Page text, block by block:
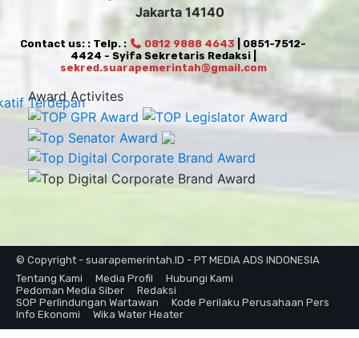
Jakarta 14140
Contact us: : Telp. : 0812 9888 4643 | 0851-7512-
4424 - Syifa Sekretaris Redaksi |
sekred.suarapemerintah@gmail.com
Award Activites
© Copyright - suarapemerintah.ID - PT MEDIA ADS INDONESIA
Tentang Kami
Media Profil
Hubungi Kami
Pedoman Media Siber
Redaksi
SOP Perlindungan Wartawan
Kode Perilaku Perusahaan Pers
Info Ekonomi
Wika Water Heater